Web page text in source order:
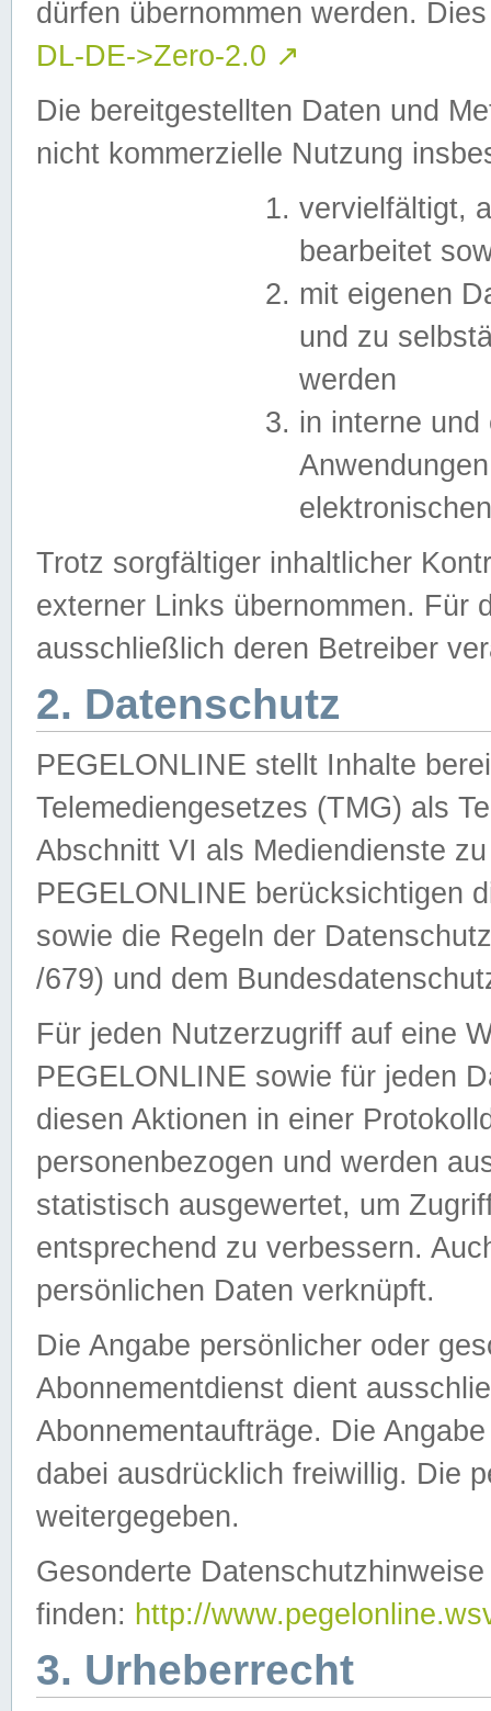
dürfen übernommen werden.
DL-DE->Zero-2.0 ↗
Die bereitgestellten Daten und
nicht kommerzielle Nutzung
vervielfältigt,
bearbeitet
mit eigenen
und zu
werden
in interne
Trotz sorgfältiger inhaltlicher
externer Links übernommen. Für
ausschließlich deren Betreiber
2. Datenschutz
PEGELONLINE stellt Inhalte
Telemediengesetzes (TMG) als
Abschnitt VI als Mediendienste
PEGELONLINE berücksichtigen
sowie die Regeln der
/679) und dem
Für jeden Nutzerzugriff auf eine
PEGELONLINE sowie für jeden
diesen Aktionen in einer
personenbezogen und werden
statistisch ausgewertet, um
entsprechend zu verbessern.
persönlichen Daten verknüpft.
Die Angabe persönlicher oder
Abonnementdienst dient
Abonnementaufträge. Die
dabei ausdrücklich freiwillig. Die
weitergegeben.
Gesonderte
finden: http://
3. Urheberrecht